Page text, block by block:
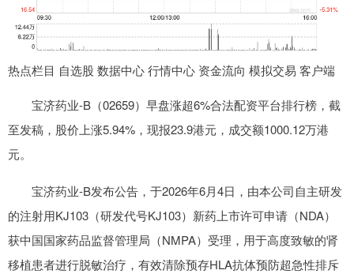
热点栏目 自选股 数据中心 行情中心 资金流向 模拟交易 客户端
宝济药业-B（02659）早盘涨超6%合法配资平台排行榜，截
至发稿，股价上涨5.94%，现报23.9港元，成交额1000.12万港
元。
宝济药业-B发布公告，于2026年6月4日，由本公司自主研发
的注射用KJ103（研发代号KJ103）新药上市许可申请（NDA）
获中国国家药品监督管理局（NMPA）受理，用于高度致敏的肾
移植患者进行脱敏治疗，有效清除预存HLA抗体预防超急性排斥